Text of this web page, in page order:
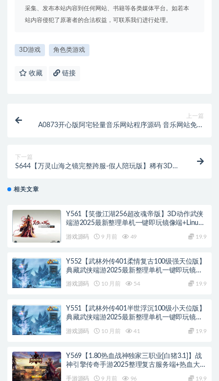
采集、发布本站内容到任何网站、书籍等各类媒体平台。如若本
站内容侵犯了原著者的合法权益，可联系我们进行处理。
3D游戏 角色类游戏
收藏 链接
上一篇
A0873开心版阿宅轻量音乐网站程序源码 音乐网站免费
下一篇
S644【万灵山海之镜完整跨服-假人陪玩版】稀有3D国
端
相关文章
Y561【笑傲江湖256超改魂帝版】3D动作武侠
端游2025最新整理单机一键即玩镜像端+Linux
手工服务端+网页注册+GM工具+GM命令+PC客
户端+教程
游戏源码 9 月前 49 19.9
Y552【武林外传401柔情复古100级强天位版】
典藏武侠端游2025最新整理单机一键即玩镜像
端+Linux手工服务端+网页注册+GM工具+PC客
户端+详细搭建教程
游戏源码 10 月前 54 19.9
Y551【武林外传401半世浮沉100级小天位版】
典藏武侠端游2025最新整理单机一键即玩镜像
端+Linux手工服务端+网页注册+GM工具+PC客
户端+详细搭建教程
游戏源码 10 月前 41 19.9
Y569【1.80热血战神独家三职业[白猪3.1]】战
神引擎传奇手游2025整理复古服务端+热血大陆
手游源码 9 月前 96 19.9